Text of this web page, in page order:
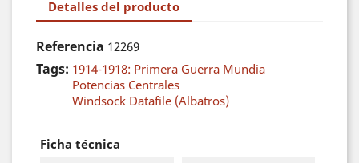
Detalles del producto
Referencia 12269
Tags: 1914-1918: Primera Guerra Mundia
Potencias Centrales
Windsock Datafile (Albatros)
Ficha técnica